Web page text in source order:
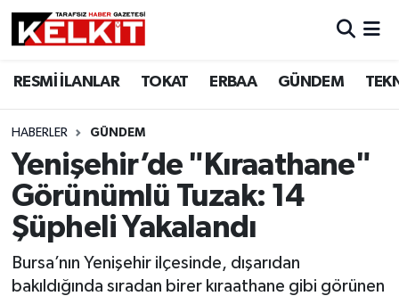
RESMİ İLANLAR TOKAT ERBAA GÜNDEM
HABERLER GÜNDEM
Yenişehir’de "Kıraathane"
Görünümlü Tuzak: 14
Şüpheli Yakalandı
Bursa’nın Yenişehir ilçesinde, dışarıdan
bakıldığında sıradan birer kıraathane gibi görünen